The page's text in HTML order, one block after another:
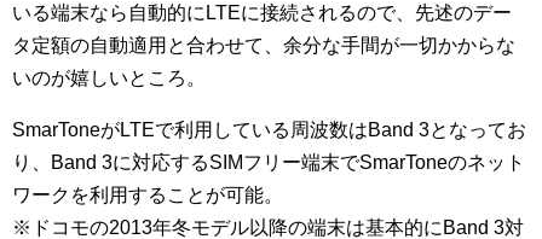
いる端末なら自動的にLTEに接続されるので、先述のデー
タ定額の自動適用と合わせて、余分な手間が一切かからな
いのが嬉しいところ。
SmarToneがLTEで利用している周波数はBand 3となってお
り、Band 3に対応するSIMフリー端末でSmarToneのネット
ワークを利用することが可能。
※ドコモの2013年冬モデル以降の端末は基本的にBand 3対